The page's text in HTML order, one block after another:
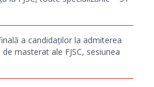
a candidaților la admiterea
masterat ale FJSC, sesiunea